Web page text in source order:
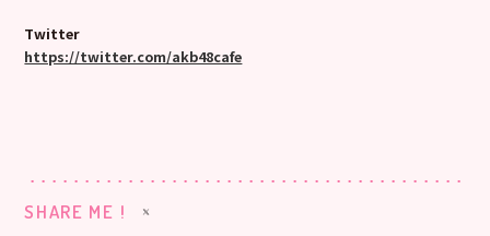
Twitter
https://twitter.com/akb48cafe
SHARE ME !